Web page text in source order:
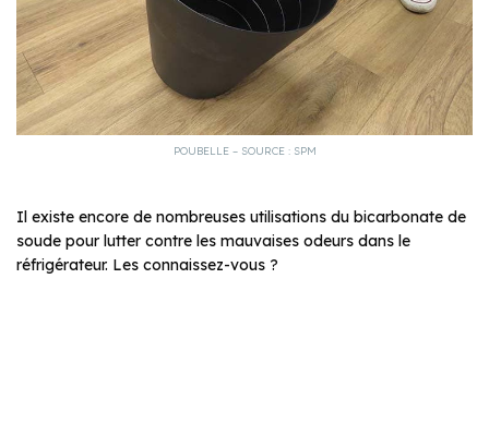
POUBELLE – SOURCE : SPM
Il existe encore de nombreuses utilisations du bicarbonate de
soude pour lutter contre les mauvaises odeurs dans le
réfrigérateur. Les connaissez-vous ?